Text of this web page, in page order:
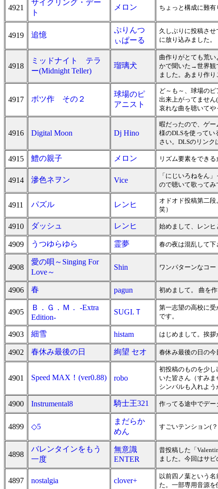
4921
サイクリング・デー
ト
メロン ちょっと構成に難
4919 追憶
ぷりんつ
ぃぱーる
久しぶりに投稿さ
に放り込みました。
4918
ミッドナイト テラ
ー(Midnight Teller)
瑠璃犬
曲作りがとても荒
かで聞いた→世界観
ました。あまり作
4917 ボツ作 その２
球場のピ
アニスト
ど～も～、球場の
出来上がってませ
哀れな曲を聴いて
4916 Digital Moon Dj Hino
暇だったので、ゲ
様のDLSを使ってい
さい。DLSのリンク
4915 鱧の親子 メロン リズム要素をでき
4914 滲色ネヲン Vice
「にじいろねをん
ので聴いて歌ってみ
4911 パズル レンヒ
オドオド投稿第二
笑）
4910 ダッシュ レンヒ 始めまして、レン
4909 うつゆらゆら 霊夢 春の夜は混乱して下
4908
愛の唄～Singing For
Love～
Shin ワンパターンなコ
4906 春 pagun 初めまして。 曲を
4905
Ｂ．Ｇ．Ｍ． -Extra
Edition-
SUGI.Ｔ
第一志望の高校に
です。
4903 細雪 histam はじめまして。挨
4902 春休み最後の日 絢望 セオ 春休み最後の日の
4901 Speed MAX！(ver0.88) robo
初投稿のものを少
いた皆さん（すみ
シンバルも入れよ
4900 Instrumental8 騎士王321 作ってる途中でデ
4899 ◇5
まだらか
めん
すごいテンション(
4898
バレンタインをもう
一度
無意識
ENTER
昔投稿した「
ました。今回はサ
4897 nostalgia clover+
以前四ノ葉という
た。一部専用音源